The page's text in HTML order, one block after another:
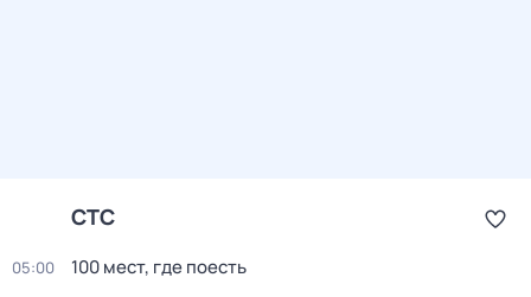
СТС
05:00 100 мест, где поесть